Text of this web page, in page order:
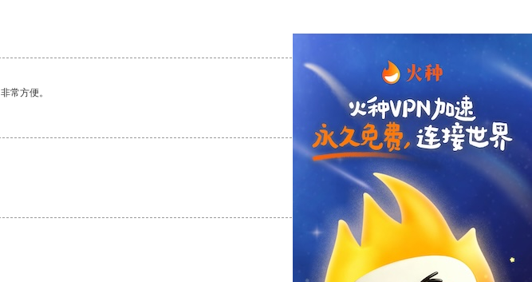
常方便。
支持 [0] 反对 [0]
支持